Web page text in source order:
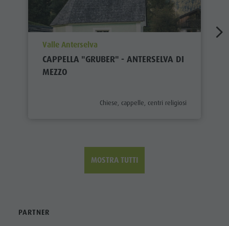
aria.poi_location_prefix
Valle Anterselva
CAPPELLA "GRUBER" - ANTERSELVA DI
MEZZO
aria.poi_category_prefix
Chiese, cappelle, centri religiosi
MOSTRA TUTTI
PARTNER